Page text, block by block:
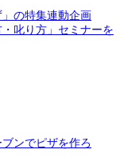
の特集連動企画
叱り方」セミナーを
ンでピザを作ろ